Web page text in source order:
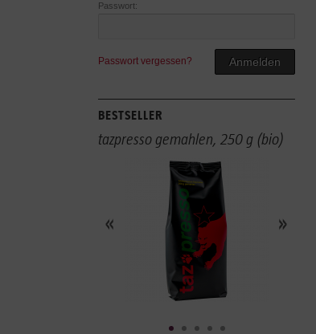
Passwort:
Passwort vergessen? Anmelden
BESTSELLER
tazpresso gemahlen, 250 g (bio)